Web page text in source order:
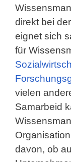
direkt bei
eignet sich
für
vielen
Samarbeid
davon, ob